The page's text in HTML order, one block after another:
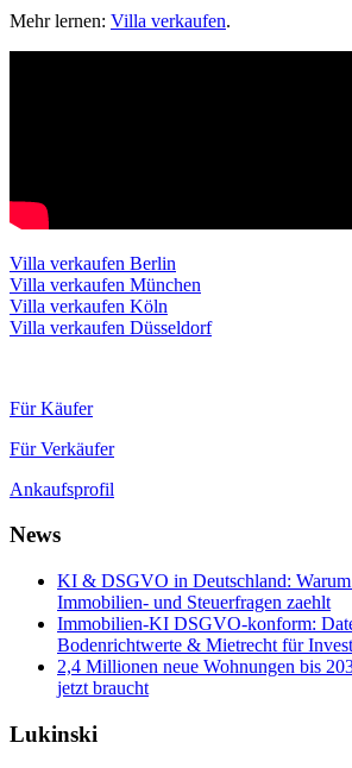
Mehr lernen: Villa verkaufen.
Villa verkaufen Berlin
Villa verkaufen München
Villa verkaufen Köln
Villa verkaufen Düsseldorf
Für Käufer
Für Verkäufer
Ankaufsprofil
News
KI & DSGVO in Deutschland: Warum
Immobilien- und Steuerfragen zaehlt
Immobilien-KI DSGVO-konform:
Bodenrichtwerte & Mietrecht für
2,4 Millionen neue Wohnungen bis
jetzt braucht
Lukinski